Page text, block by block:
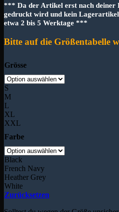
*** Da der Artikel erst nach deiner
gedruckt wird und kein
etwa 2 bis 5 Werktage ***
Bitte auf die Größentabelle
Grösse
S
M
L
XL
XXL
Farbe
Black
French Navy
Heather Grey
White
Zurücksetzen